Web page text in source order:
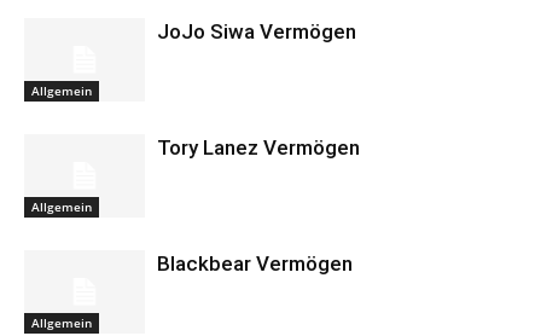
Allgemein
JoJo Siwa Vermögen
Allgemein
Tory Lanez Vermögen
Allgemein
Blackbear Vermögen